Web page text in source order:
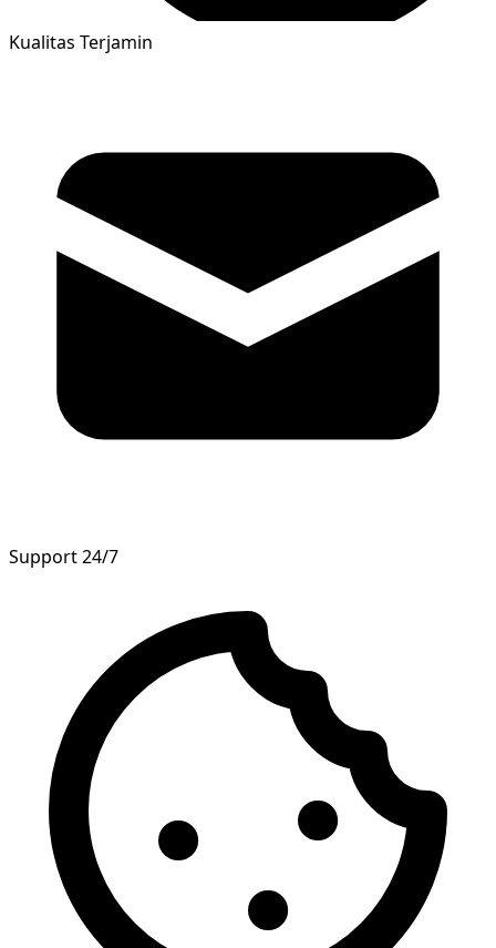
Kualitas Terjamin
Support 24/7